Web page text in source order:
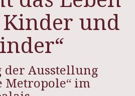
und
Ausstellung
Metropole“ im